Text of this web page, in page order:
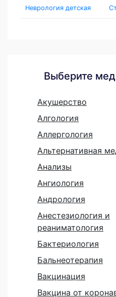
Неврология детская
Выберите
Акушерство
Алгология
Аллергология
Альтернативная
Анализы
Ангиология
Андрология
Анестезиология и
реаниматология
Бактериология
Бальнеотерапия
Вакцинация
Вакцина от